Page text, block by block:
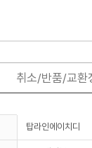
취소/반품/교환
탑라인에이치디